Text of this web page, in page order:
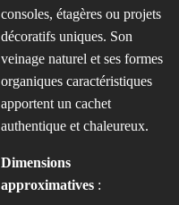
consoles, étagères ou projets
décoratifs uniques. Son
veinage naturel et ses formes
organiques caractéristiques
apportent un cachet
authentique et chaleureux.
Dimensions
approximatives :